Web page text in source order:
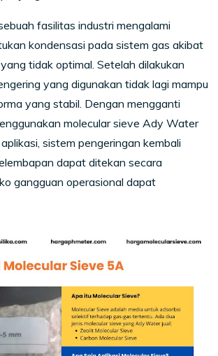
fasilitas industri mengalami
kondensasi pada sistem gas akibat
tidak optimal. Setelah dilakukan
yang digunakan tidak lagi mampu
yang stabil. Dengan mengganti
molecular sieve Ady Water
sistem pengeringan kembali
dapat ditekan secara
gangguan operasional dapat